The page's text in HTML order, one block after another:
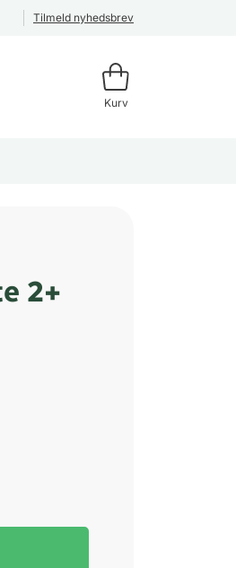
Tilmeld nyhedsbrev
Kurv
2+